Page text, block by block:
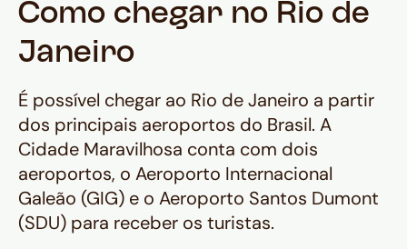
Como chegar no Rio de
Janeiro
É possível chegar ao Rio de Janeiro a partir
dos principais aeroportos do Brasil. A
Cidade Maravilhosa conta com dois
aeroportos, o Aeroporto Internacional
Galeão (GIG) e o Aeroporto Santos Dumont
(SDU) para receber os turistas.